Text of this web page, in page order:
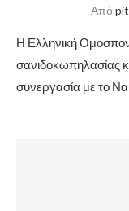
Από
Η Ελληνική
σανιδοκωπηλασίας
συνεργασία με το